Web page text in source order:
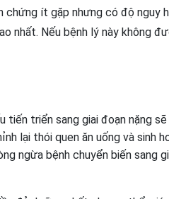
chứng ít gặp nhưng có độ nguy
nhất. Nếu bệnh lý này không
triển sang giai đoạn nặng
lại thói quen ăn uống và sinh
ngừa bệnh chuyển biến sang